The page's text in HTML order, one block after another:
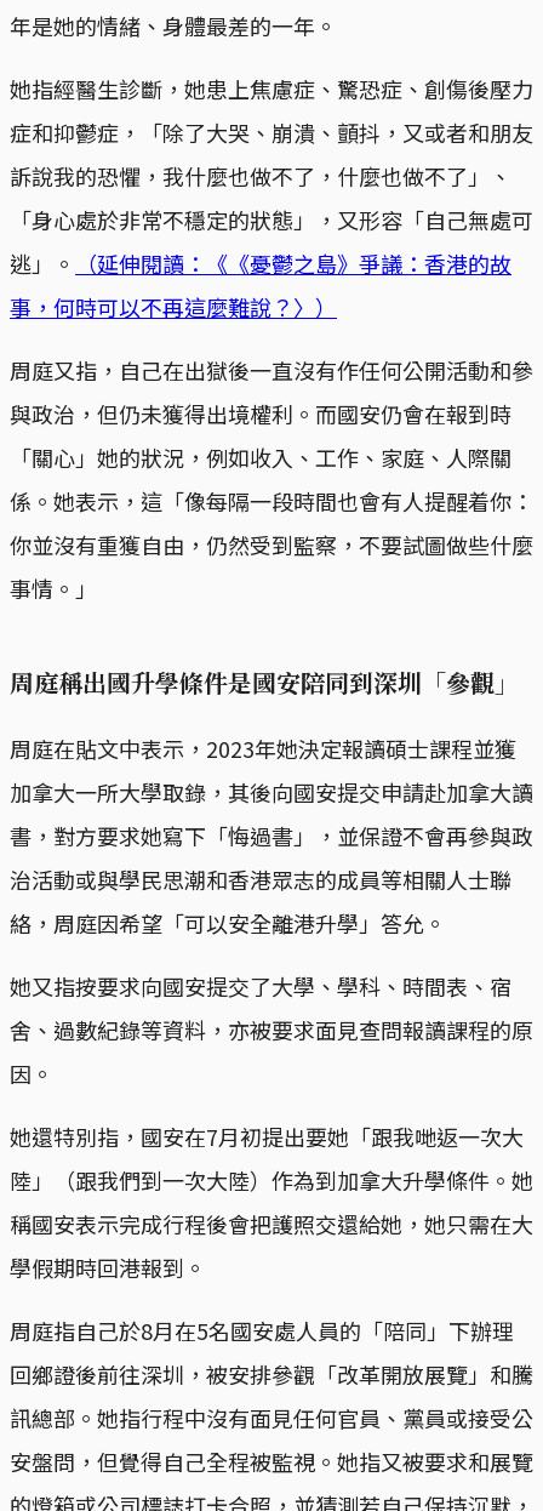
年是她的情緒、身體最差的一年。
她指經醫生診斷，她患上焦慮症、驚恐症、創傷後壓力
症和抑鬱症，「除了大哭、崩潰、顫抖，又或者和朋友
訴說我的恐懼，我什麼也做不了，什麼也做不了」、
「身心處於非常不穩定的狀態」，又形容「自己無處可
逃」。
（延伸閱讀：《《憂鬱之島》爭議：香港的故
事，何時可以不再這麼難說？〉）
周庭又指，自己在出獄後一直沒有作任何公開活動和參
與政治，但仍未獲得出境權利。而國安仍會在報到時
「關心」她的狀況，例如收入、工作、家庭、人際關
係。她表示，這「像每隔一段時間也會有人提醒着你：
你並沒有重獲自由，仍然受到監察，不要試圖做些什麼
事情。」
周庭稱出國升學條件是國安陪同到深圳「參觀」
周庭在貼文中表示，2023年她決定報讀碩士課程並獲
加拿大一所大學取錄，其後向國安提交申請赴加拿大讀
書，對方要求她寫下「悔過書」，並保證不會再參與政
治活動或與學民思潮和香港眾志的成員等相關人士聯
絡，周庭因希望「可以安全離港升學」答允。
她又指按要求向國安提交了大學、學科、時間表、宿
舍、過數紀錄等資料，亦被要求面見查問報讀課程的原
因。
她還特別指，國安在7月初提出要她「跟我哋返一次大
陸」（跟我們到一次大陸）作為到加拿大升學條件。她
稱國安表示完成行程後會把護照交還給她，她只需在大
學假期時回港報到。
周庭指自己於8月在5名國安處人員的「陪同」下辦理
回鄉證後前往深圳，被安排參觀「改革開放展覽」和騰
訊總部。她指行程中沒有面見任何官員、黨員或接受公
安盤問，但覺得自己全程被監視。她指又被要求和展覽